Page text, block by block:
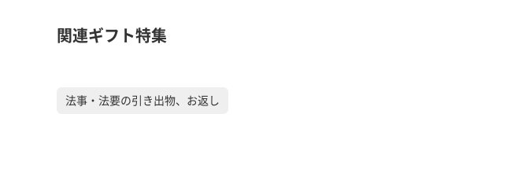
関連ギフト特集
法事・法要の引き出物、お返し